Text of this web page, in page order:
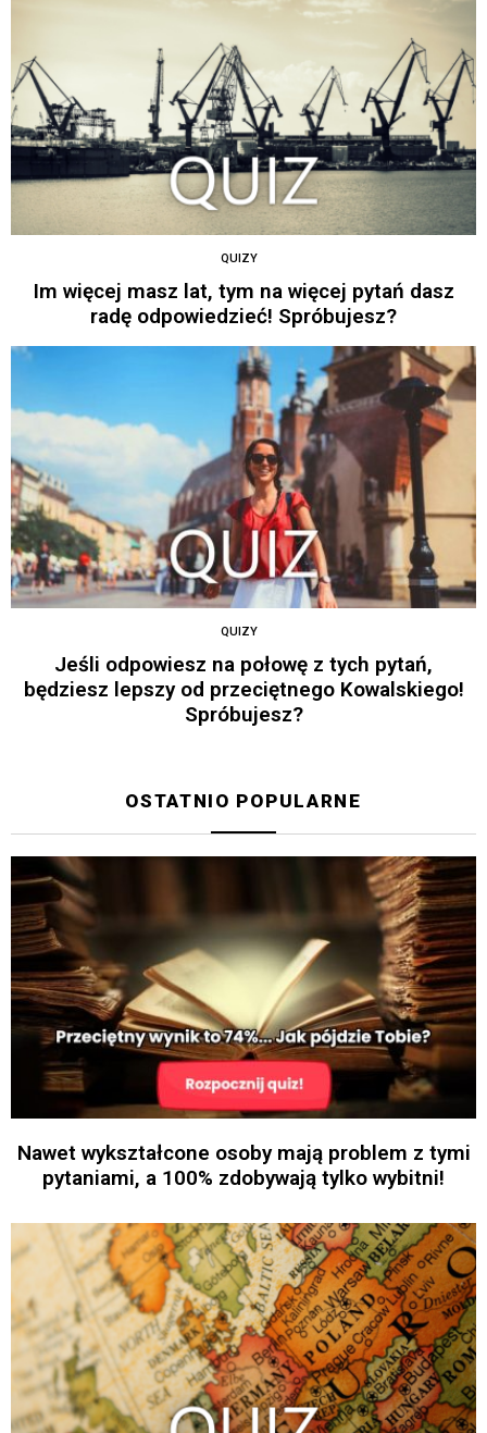
QUIZY
Im więcej masz lat, tym na więcej pytań dasz
radę odpowiedzieć! Spróbujesz?
QUIZY
Jeśli odpowiesz na połowę z tych pytań,
będziesz lepszy od przeciętnego Kowalskiego!
Spróbujesz?
OSTATNIO POPULARNE
Nawet wykształcone osoby mają problem z tymi
pytaniami, a 100% zdobywają tylko wybitni!